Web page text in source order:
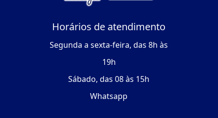
Horários de atendimento
Segunda a sexta-feira, das 8h às
19h
Sábado, das 08 às 15h
Whatsapp